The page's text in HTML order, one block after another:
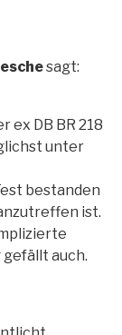
sagt:
ex DB BR 218
unter
bestanden
ist.
auch.